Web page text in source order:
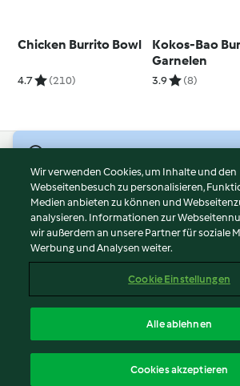
Chicken Burrito Bowl
4.7 (210)
Kokos-Bao
Garnelen
3.9 (8)
Nutzungsbedingungen
Datenschutzrichtlinien
Disclaimer
Impressum
Inhalt melden
Erklärung zur Barrierefreiheit
Wir verwenden Cookies, um Inhalte und den
Webseitenbesuch zu personalisieren,
Medien anbieten zu können und
analysieren. Informationen zur
wir außerdem an unsere Partner für soziale
Werbung und Analysen weiter.
Cookie Einstellungen
Alle ablehnen
Cookies akzeptieren